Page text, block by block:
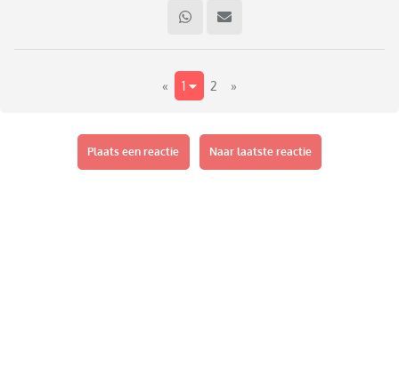
« 1 2 »
Plaats een reactie Naar laatste reactie